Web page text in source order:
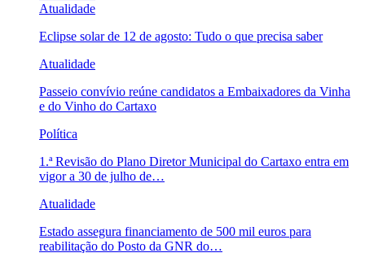
Atualidade
Eclipse solar de 12 de agosto: Tudo o que precisa saber
Atualidade
Passeio convívio reúne candidatos a Embaixadores da Vinha
e do Vinho do Cartaxo
Política
1.ª Revisão do Plano Diretor Municipal do Cartaxo entra em
vigor a 30 de julho de…
Atualidade
Estado assegura financiamento de 500 mil euros para
reabilitação do Posto da GNR do…